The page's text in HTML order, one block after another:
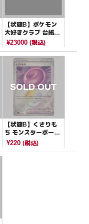
【状態B】ポケモン
大好きクラブ 台紙付
き【P】{096/PCG-
¥23000 (税込)
【状態B】くさりも
ち モンスターボール
ミラー【-】{154/18
¥220 (税込)